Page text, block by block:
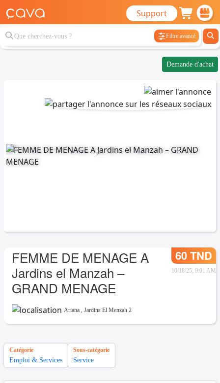
Support
Filtre avancé
Demande d'achat
FEMME DE MENAGE A
Jardins el Manzah –
GRAND MENAGE
60 TND
10/18/25, 9:01 AM
Ariana , Jardins El Menzah 2
Catégorie
Emploi & Services
Sous-catégorie
Service